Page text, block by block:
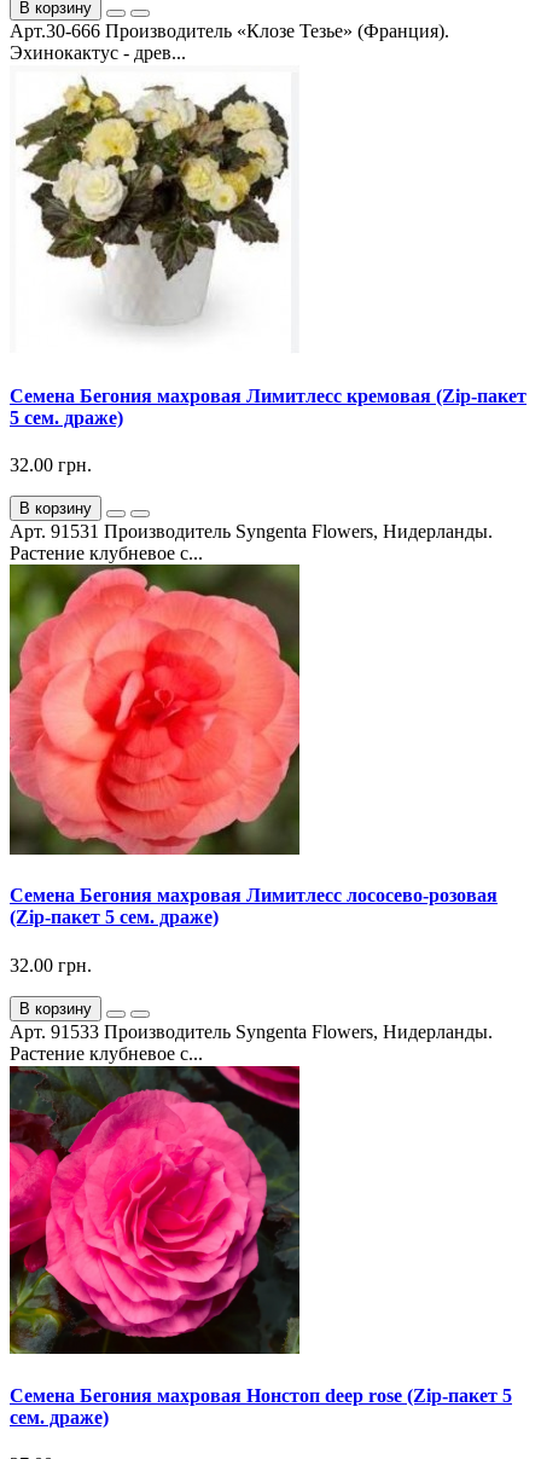
В корзину
Арт.30-666 Производитель «Клозе Тезье» (Франция).
Эхинокактус - древ...
Семена Бегония махровая Лимитлесс кремовая (Zip-пакет
5 сем. драже)
32.00 грн.
В корзину
Арт. 91531 Производитель Syngenta Flowers, Нидерланды.
Растение клубневое с...
Семена Бегония махровая Лимитлесс лососево-розовая
(Zip-пакет 5 сем. драже)
32.00 грн.
В корзину
Арт. 91533 Производитель Syngenta Flowers, Нидерланды.
Растение клубневое с...
Семена Бегония махровая Нонстоп deep rose (Zip-пакет 5
сем. драже)